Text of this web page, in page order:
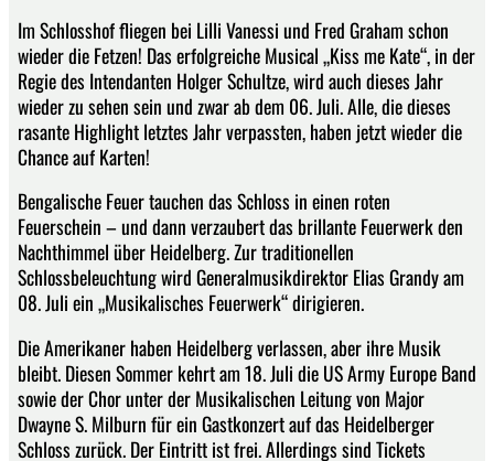
Im Schlosshof fliegen bei Lilli Vanessi und Fred Graham schon
wieder die Fetzen! Das erfolgreiche Musical „Kiss me Kate“, in der
Regie des Intendanten Holger Schultze, wird auch dieses Jahr
wieder zu sehen sein und zwar ab dem 06. Juli. Alle, die dieses
rasante Highlight letztes Jahr verpassten, haben jetzt wieder die
Chance auf Karten!
Bengalische Feuer tauchen das Schloss in einen roten
Feuerschein – und dann verzaubert das brillante Feuerwerk den
Nachthimmel über Heidelberg. Zur traditionellen
Schlossbeleuchtung wird Generalmusikdirektor Elias Grandy am
08. Juli ein „Musikalisches Feuerwerk“ dirigieren.
Die Amerikaner haben Heidelberg verlassen, aber ihre Musik
bleibt. Diesen Sommer kehrt am 18. Juli die US Army Europe Band
sowie der Chor unter der Musikalischen Leitung von Major
Dwayne S. Milburn für ein Gastkonzert auf das Heidelberger
Schloss zurück. Der Eintritt ist frei. Allerdings sind Tickets